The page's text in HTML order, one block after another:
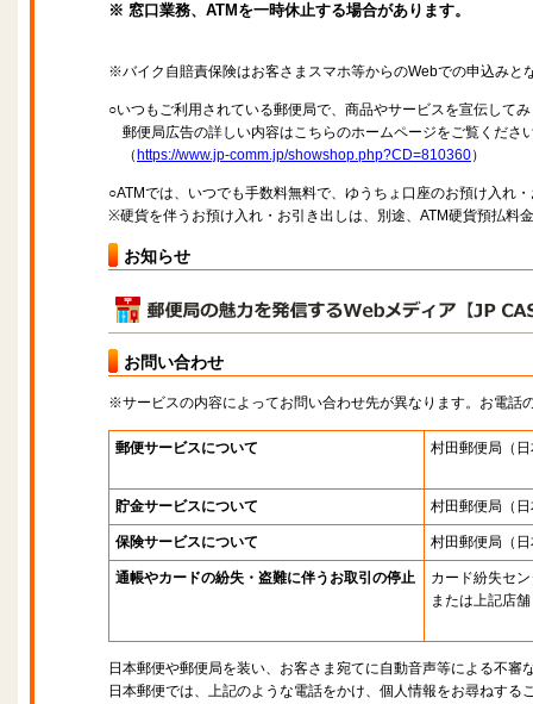
※ 窓口業務、ATMを一時休止する場合があります。
※バイク自賠責保険はお客さまスマホ等からのWebでの申込みと
○いつもご利用されている郵便局で、商品やサービスを宣伝して
郵便局広告の詳しい内容はこちらのホームページをご覧くださ
（ https://www.jp-comm.jp/showshop.php?CD=810360）
○ATMでは、いつでも手数料無料で、ゆうちょ口座のお預け入れ
※硬貨を伴うお預け入れ・お引き出しは、別途、ATM硬貨預払料
お知らせ
お問い合わせ
※サービスの内容によってお問い合わせ先が異なります。お電話
郵便サービスについて 村田郵便局 （
貯金サービスについて 村田郵便局 （
保険サービスについて 村田郵便局 （
通帳やカードの紛失・盗難に伴うお取引の停止
カード紛失セ
または上記店舗
日本郵便や郵便局を装い、お客さま宛てに自動音声等による不審
日本郵便では、上記のような電話をかけ、個人情報をお尋ねする